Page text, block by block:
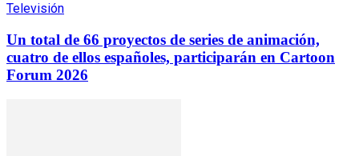
Televisión
Un total de 66 proyectos de series de animación,
cuatro de ellos españoles, participarán en Cartoon
Forum 2026